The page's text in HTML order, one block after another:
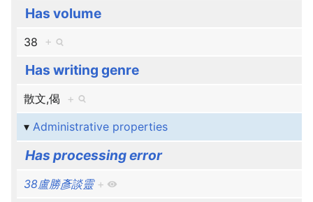
Has volume
38 +
Has writing genre
散文,偈 +
Administrative properties
Has processing error
38盧勝彥談靈 +